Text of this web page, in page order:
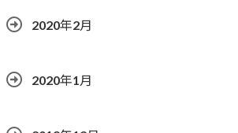
2020年2月
2020年1月